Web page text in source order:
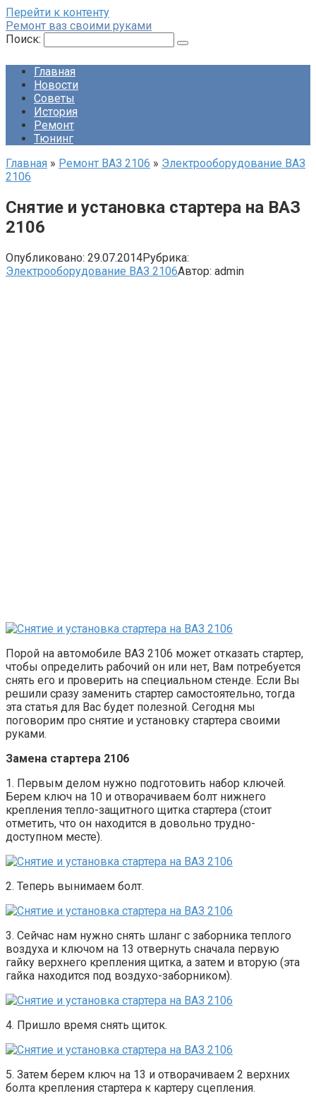
Перейти к контенту
Ремонт ваз своими руками
Поиск:
Главная
Новости
Советы
История
Ремонт
Тюнинг
Главная » Ремонт ВАЗ 2106 » Электрооборудование ВАЗ
2106
Снятие и установка стартера на ВАЗ
2106
Опубликовано: 29.07.2014Рубрика:
Электрооборудование ВАЗ 2106Автор: admin
Порой на автомобиле ВАЗ 2106 может отказать стартер,
чтобы определить рабочий он или нет, Вам потребуется
снять его и проверить на специальном стенде. Если Вы
решили сразу заменить стартер самостоятельно, тогда
эта статья для Вас будет полезной. Сегодня мы
поговорим про снятие и установку стартера своими
руками.
Замена стартера 2106
1. Первым делом нужно подготовить набор ключей.
Берем ключ на 10 и отворачиваем болт нижнего
крепления тепло-защитного щитка стартера (стоит
отметить, что он находится в довольно трудно-
доступном месте).
2. Теперь вынимаем болт.
3. Сейчас нам нужно снять шланг с заборника теплого
воздуха и ключом на 13 отвернуть сначала первую
гайку верхнего крепления щитка, а затем и вторую (эта
гайка находится под воздухо-заборником).
4. Пришло время снять щиток.
5. Затем берем ключ на 13 и отворачиваем 2 верхних
болта крепления стартера к картеру сцепления.